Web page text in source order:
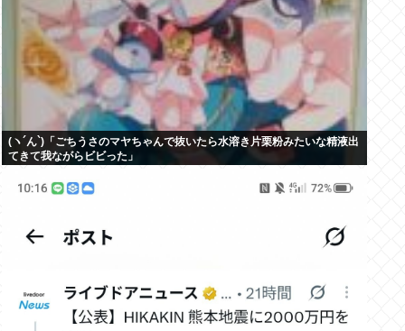
(ヽ´ん`)「ごちうさのマヤちゃんで抜いたら水溶き片栗粉みたいな精液出
てきて我ながらビビった」